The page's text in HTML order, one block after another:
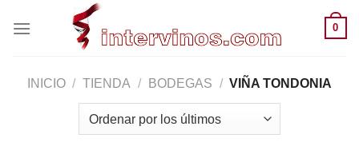
0
INICIO / TIENDA / BODEGAS / VIÑA TONDONIA